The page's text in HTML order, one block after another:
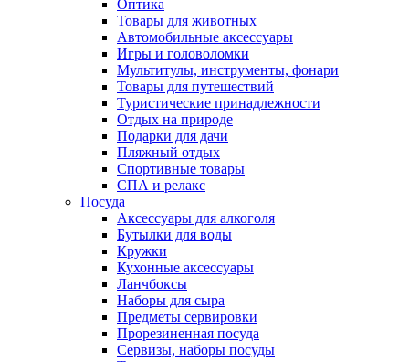
Оптика
Товары для животных
Автомобильные аксессуары
Игры и головоломки
Мультитулы, инструменты, фонари
Товары для путешествий
Туристические принадлежности
Отдых на природе
Подарки для дачи
Пляжный отдых
Спортивные товары
СПА и релакс
Посуда
Аксессуары для алкоголя
Бутылки для воды
Кружки
Кухонные аксессуары
Ланчбоксы
Наборы для сыра
Предметы сервировки
Прорезиненная посуда
Сервизы, наборы посуды